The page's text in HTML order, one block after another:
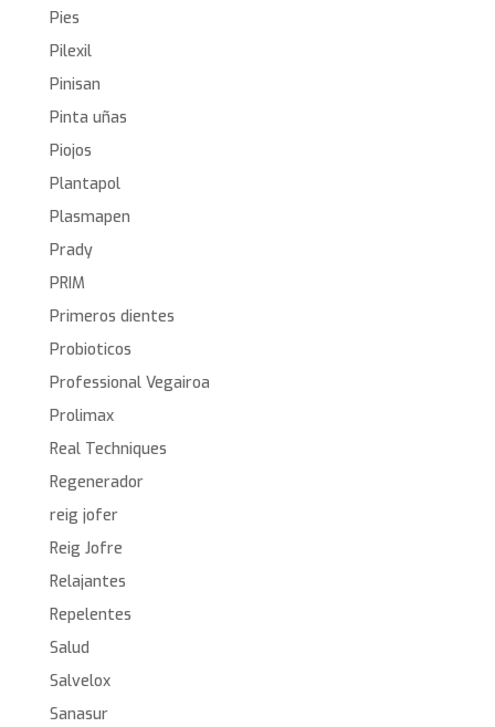
Pies
Pilexil
Pinisan
Pinta uñas
Piojos
Plantapol
Plasmapen
Prady
PRIM
Primeros dientes
Probioticos
Professional Vegairoa
Prolimax
Real Techniques
Regenerador
reig jofer
Reig Jofre
Relajantes
Repelentes
Salud
Salvelox
Sanasur